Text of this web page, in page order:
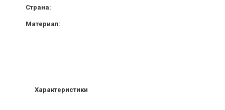
Страна:
Материал:
Характеристики